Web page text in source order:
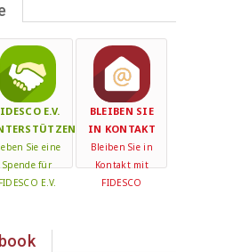
E.V.
Sie eine
Spende für
FIDESCO E.V.
BLEIBEN SIE
IN KONTAKT
Bleiben Sie in
Kontakt mit
FIDESCO